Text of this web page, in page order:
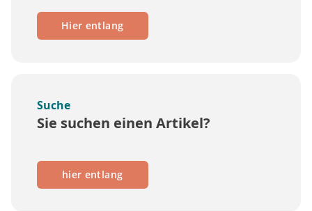
Hier entlang
Suche
Sie suchen einen Artikel?
hier entlang